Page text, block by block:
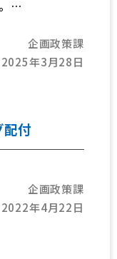
を掲載するこ
さい。
企画政策課
2025年3月28日
配付
企画政策課
2022年4月22日